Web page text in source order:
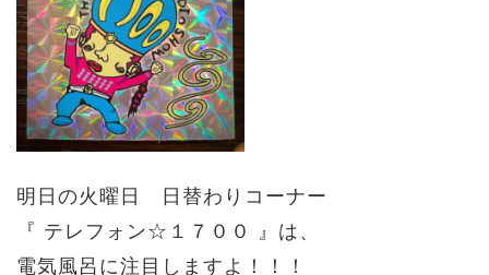
明日の火曜日 日替わりコーナー
『 テレフォン☆１７００ 』は、
電気風呂に注目しますよ！！！